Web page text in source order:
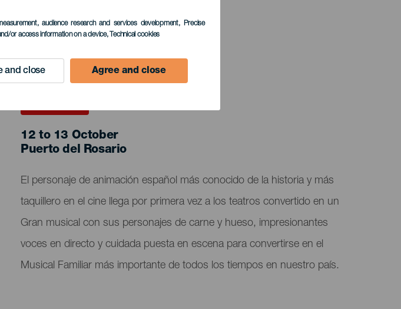
audience research and services development, Precise
or access information on a device, Technical cookies
and close Agree and close
12 to 13 October
Localidad
Puerto del Rosario
Descripción
del
evento
El personaje de animación español más conocido de la historia y más
taquillero en el cine llega por primera vez a los teatros convertido en un
Gran musical con sus personajes de carne y hueso, impresionantes
voces en directo y cuidada puesta en escena para convertirse en el
Musical Familiar más importante de todos los tiempos en nuestro país.